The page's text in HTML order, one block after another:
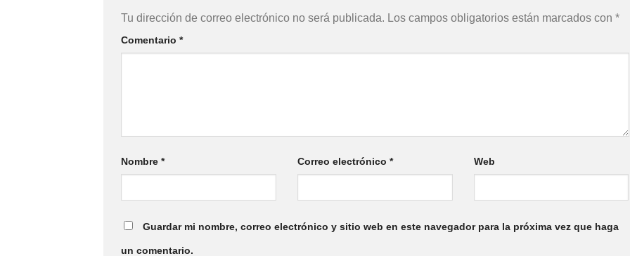
Tu dirección de correo electrónico no será publicada. Los campos obligatorios están marcados con *
Comentario *
Nombre * Correo electrónico * Web
Guardar mi nombre, correo electrónico y sitio web en este navegador para la próxima vez que haga
un comentario.